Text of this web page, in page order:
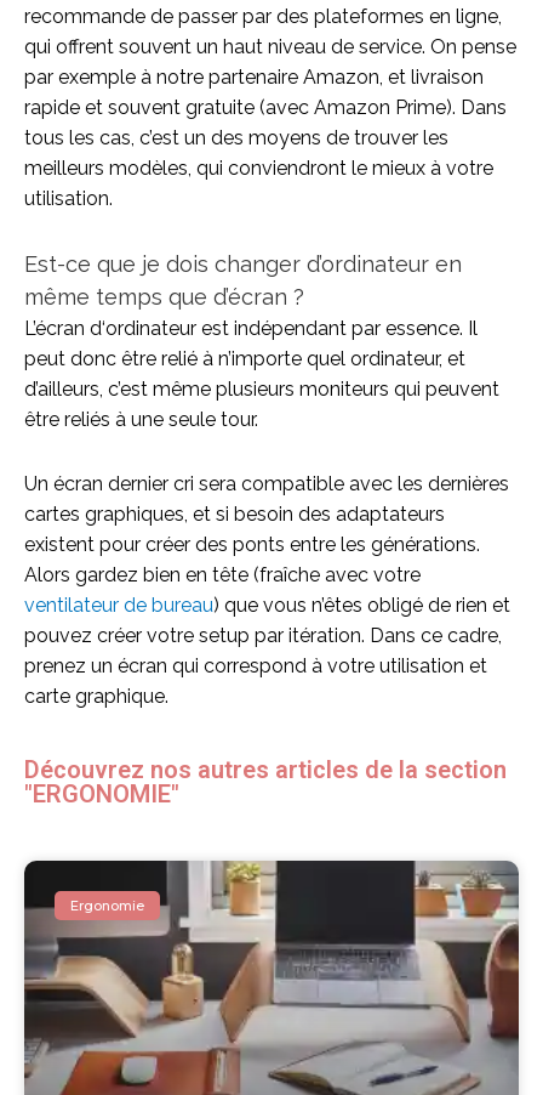
recommande de passer par des plateformes en ligne,
qui offrent souvent un haut niveau de service. On pense
par exemple à notre partenaire Amazon, et livraison
rapide et souvent gratuite (avec Amazon Prime). Dans
tous les cas, c’est un des moyens de trouver les
meilleurs modèles, qui conviendront le mieux à votre
utilisation.
Est-ce que je dois changer d’ordinateur en
même temps que d’écran ?
L’écran d‘ordinateur est indépendant par essence. Il
peut donc être relié à n’importe quel ordinateur, et
d’ailleurs, c’est même plusieurs moniteurs qui peuvent
être reliés à une seule tour.
Un écran dernier cri sera compatible avec les dernières
cartes graphiques, et si besoin des adaptateurs
existent pour créer des ponts entre les générations.
Alors gardez bien en tête (fraîche avec votre
ventilateur de bureau) que vous n’êtes obligé de rien et
pouvez créer votre setup par itération. Dans ce cadre,
prenez un écran qui correspond à votre utilisation et
carte graphique.
Découvrez nos autres articles de la section
"ERGONOMIE"
Ergonomie